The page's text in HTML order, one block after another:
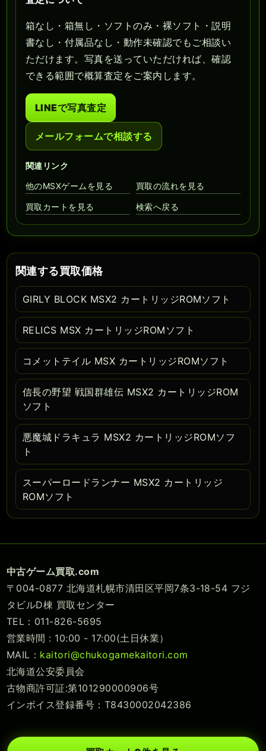
箱なし・箱無し・ソフトのみ・裸ソフト・説明
書なし・付属品なし・動作未確認でもご相談い
ただけます。写真を送っていただければ、確認
できる範囲で概算査定をご案内します。
LINEで写真査定
メールフォームで相談する
関連リンク
他のMSXゲームを見る
買取の流れを見る
買取カートを見る 検索へ戻る
関連する買取価格
GIRLY BLOCK MSX2 カートリッジROMソフト
RELICS MSX カートリッジROMソフト
コメットテイル MSX カートリッジROMソフト
信長の野望 戦国群雄伝 MSX2 カートリッジROM
ソフト
悪魔城ドラキュラ MSX2 カートリッジROMソフ
ト
スーパーロードランナー MSX2 カートリッジ
ROMソフト
中古ゲーム買取.com
〒004-0877 北海道札幌市清田区平岡7条3-18-54 フジ
タビルD棟 買取センター
TEL：011-826-5695
営業時間 : 10:00 - 17:00(土日休業）
MAIL： kaitori@chukogamekaitori.com
北海道公安委員会
古物商許可証:第101290000906号
インボイス登録番号：T8430002042386